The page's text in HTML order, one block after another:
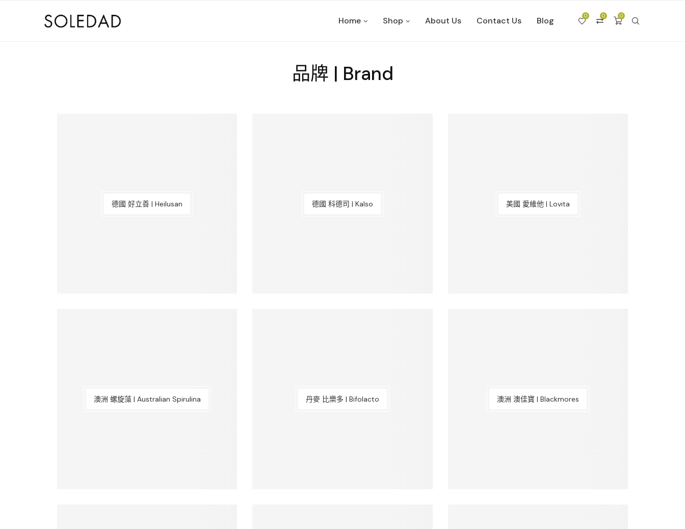
Home Shop About Us Contact Us Blog 0
0
0
品牌 | Brand
德國 好立善 | Heilusan 德國 科德司 | Kalso 美國 愛維他 | Lovita
澳洲 螺旋藻 | Australian Spirulina 丹麥 比樂多 | Bifolacto 澳洲 澳佳寶 | Blackmores